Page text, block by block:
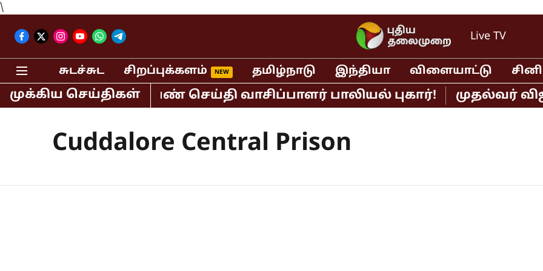
\
Live TV
சுடச்சுட சிறப்புக்களம் தமிழ்நாடு இந்தியா விளையாட்டு
முக்கிய செய்திகள்கைது! பெண் செய்தி வாசிப்பாளர் பாலியல் புகார்! முதல்வர்
Cuddalore Central Prison